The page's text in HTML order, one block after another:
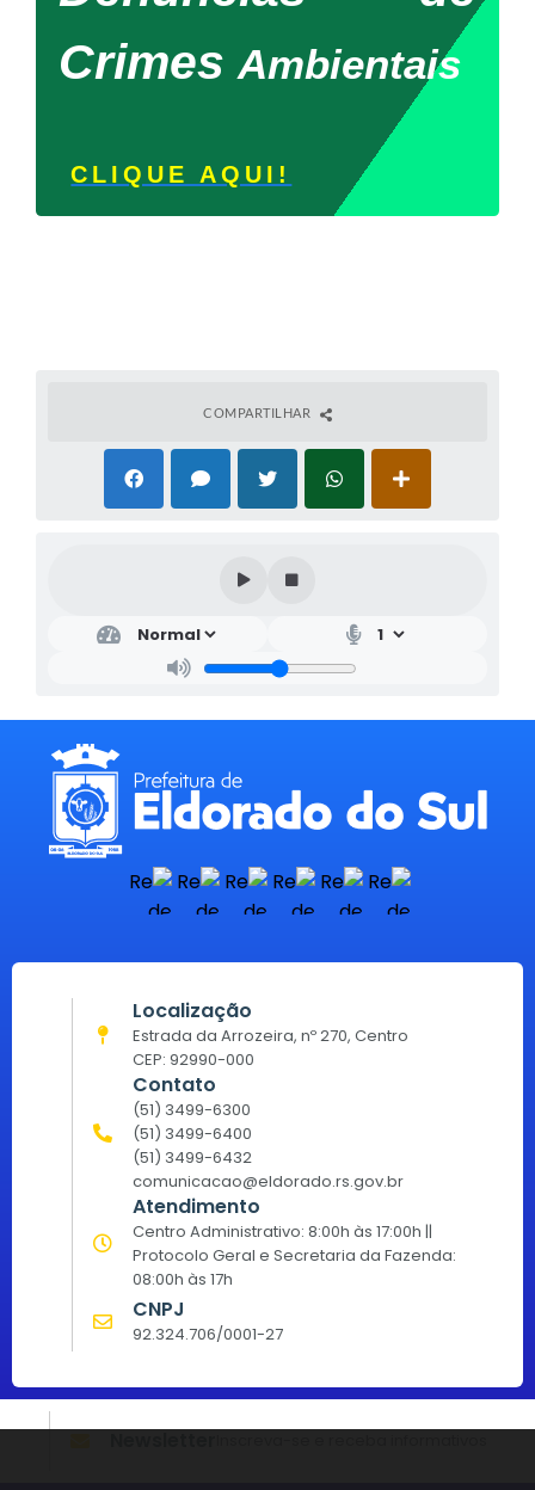
CrimesAmbientais
CLIQUE AQUI!
COMPARTILHAR
Localização
Estrada da Arrozeira, nº 270, Centro
CEP: 92990-000
Contato
(51) 3499-6300
(51) 3499-6400
(51) 3499-6432
comunicacao@eldorado.rs.gov.br
Atendimento
Centro Administrativo: 8:00h às 17:00h ||
Protocolo Geral e Secretaria da Fazenda:
08:00h às 17h
CNPJ
92.324.706/0001-27